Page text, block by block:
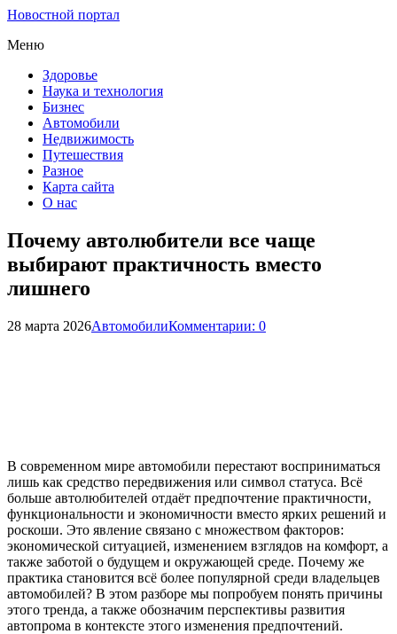
Новостной портал
Меню
Здоровье
Наука и технология
Бизнес
Автомобили
Недвижимость
Путешествия
Разное
Карта сайта
О нас
Почему автолюбители все чаще
выбирают практичность вместо
лишнего
28 марта 2026АвтомобилиКомментарии: 0
В современном мире автомобили перестают восприниматься
лишь как средство передвижения или символ статуса. Всё
больше автолюбителей отдаёт предпочтение практичности,
функциональности и экономичности вместо ярких решений и
роскоши. Это явление связано с множеством факторов:
экономической ситуацией, изменением взглядов на комфорт, а
также заботой о будущем и окружающей среде. Почему же
практика становится всё более популярной среди владельцев
автомобилей? В этом разборе мы попробуем понять причины
этого тренда, а также обозначим перспективы развития
автопрома в контексте этого изменения предпочтений.